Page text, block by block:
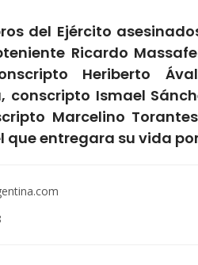
del Ejército
Ricardo
Heriberto
conscripto Ismael
Marcelino
que entregara su vida